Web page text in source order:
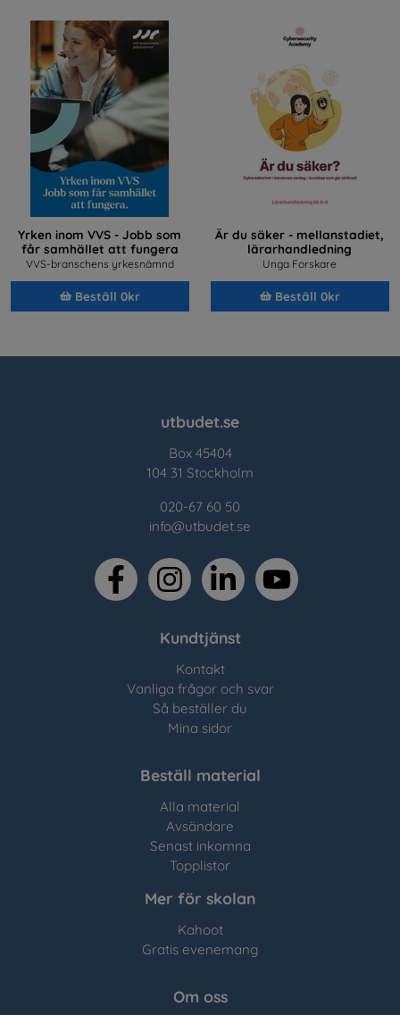
Yrken inom VVS - Jobb som
får samhället att fungera
VVS-branschens yrkesnämnd
Beställ 0kr
Är du säker - mellanstadiet,
lärarhandledning
Unga Forskare
Beställ 0kr
utbudet.se
Box 45404
104 31 Stockholm
020-67 60 50
info@utbudet.se
facebookinstagramlinkedin youtube
Kundtjänst
Kontakt
Vanliga frågor och svar
Så beställer du
Mina sidor
Beställ material
Alla material
Avsändare
Senast inkomna
Topplistor
Mer för skolan
Kahoot
Gratis evenemang
Om oss